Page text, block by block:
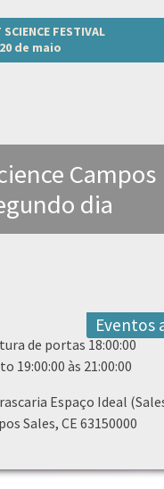
FESTIVAL
de maio
em Campos Sales
Campos
dia
Eventos
de portas 18:00:00
19:00:00 às 21:00:00
Espaço Ideal
Sales, CE 63150000